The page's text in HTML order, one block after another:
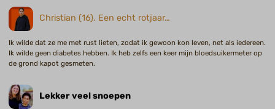
Christian (16). Een echt rotjaar…
Ik wilde dat ze me met rust lieten, zodat ik gewoon kon leven, net als iedereen.
Ik wilde geen diabetes hebben. Ik heb zelfs een keer mijn bloedsuikermeter op
de grond kapot gesmeten.
Lekker veel snoepen